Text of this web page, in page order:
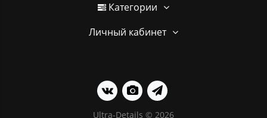
Категории
Личный кабинет
Ultra-Details © 2026